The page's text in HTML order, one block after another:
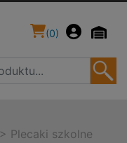
(0)
> Plecaki szkolne